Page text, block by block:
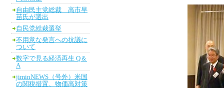
自由民主党総裁 高市早
苗氏が選出
自民党総裁選挙
不用意な発言への抗議に
ついて
数字で見る経済再生 Q＆
A
jiminNEWS（号外）米国
の関税措置、物価高対策